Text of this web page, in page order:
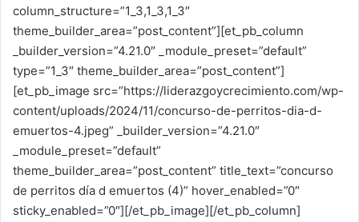
column_structure=”1_3,1_3,1_3″
theme_builder_area=”post_content”][et_pb_column
_builder_version=”4.21.0″ _module_preset=”default”
type=”1_3″ theme_builder_area=”post_content”]
[et_pb_image src=”https://liderazgoycrecimiento.com/wp-
content/uploads/2024/11/concurso-de-perritos-dia-d-
emuertos-4.jpeg” _builder_version=”4.21.0″
_module_preset=”default”
theme_builder_area=”post_content” title_text=”concurso
de perritos día d emuertos (4)” hover_enabled=”0″
sticky_enabled=”0″][/et_pb_image][/et_pb_column]